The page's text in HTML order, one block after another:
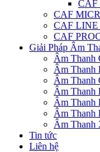
CAF
CAF
CAF
CAF
Giải Pháp Âm
Âm Thanh
Âm Thanh
Âm Thanh
Âm Thanh
Âm Thanh
Âm Thanh
Âm Thanh
Tin tức
Liên hệ